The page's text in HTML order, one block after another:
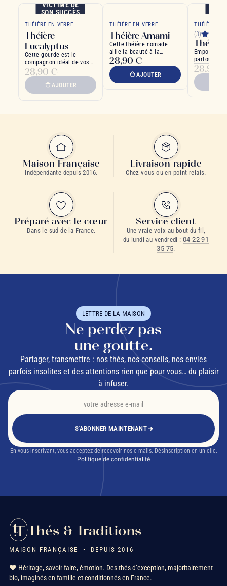
VICTIME DE
SON SUCCÈS
THÉIÈRE EN VERRE
Théière
Eucalyptus
Cette gourde est le
compagnon idéal de vos
escapades
28,90 €
AJOUTER
THÉIÈRE EN VERRE
Théière Amami
Cette théière nomade
allie la beauté à la
fonctionnalité
28,90 €
AJOUTER
THÉIÈRE EN
(3)
Théière
Emportez
partout
la Théière
Mandala
28,90 €
Maison Française
Indépendante depuis 2016.
Livraison rapide
Chez vous ou en point relais.
Préparé avec le cœur
Dans le sud de la France.
Service client
Une vraie voix au bout du fil,
du lundi au vendredi :04 22 91
35 75.
LETTRE DE LA MAISON
Ne perdez pas
une goutte.
Partager, transmettre : nos thés, nos conseils, nos envies
parfois insolites et des attentions rien que pour vous… du plaisir
à infuser.
S'ABONNER MAINTENANT
En vous inscrivant, vous acceptez de recevoir nos e-mails. Désinscription en un clic.
Politique de confidentialité
Thés & Traditions
MAISON FRANÇAISE • DEPUIS 2016
❤️ Héritage, savoir-faire, émotion. Des thés d’exception, majoritairement
bio, imaginés en famille et conditionnés en France.